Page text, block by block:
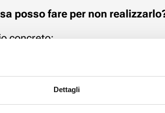
Dettagli
posso fare per non
concreto:
incrementare la mia attività",